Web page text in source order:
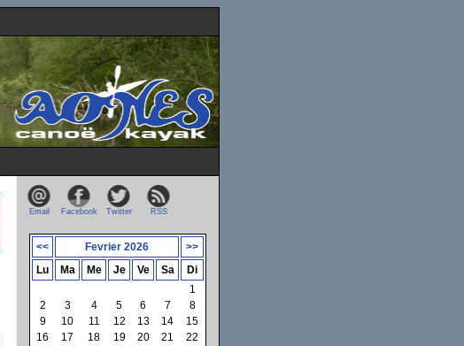
Email Facebook Twitter RSS
<< Fevrier 2026
>>
Lu
Ma Me Je Ve Sa
Di
1
2
3 4 5 6 7
8
9
10 11 12 13 14
15
16
17 18 19 20 21
22